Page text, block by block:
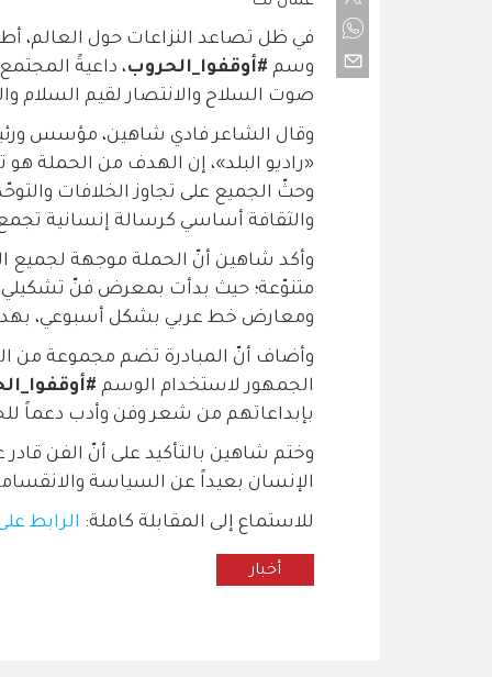
في ظل تصاعد النزاعات حول العالم،
وسم #أوقفوا_الحروب، داعيةً
صوت السلاح والانتصار لقيم السلام
وقال الشاعر فادي شاهين، مؤسس
«راديو البلد»، إن الهدف من
وحثّ الجميع على تجاوز الخلافات
والثقافة أساسي كرسالة إنسانية
وأكد شاهين أنّ الحملة موجهة لجميع
متنوّعة؛ حيث بدأت بمعرض فنّ تشكيلي
ومعارض خط عربي بشكل أسبوعي، بهدف
وأضاف أنّ المبادرة تضم مجموعة من
الجمهور لاستخدام الوسم
بإبداعاتهم من شعر وفن وأدب دعماً
وختم شاهين بالتأكيد على أنّ الفن
الإنسان بعيداً عن السياسة
للاستماع إلى المقابلة كاملة: الرابط
أخبار